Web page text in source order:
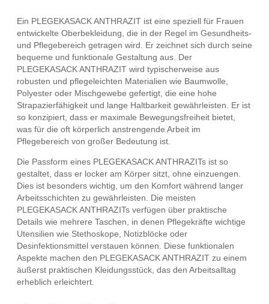
Ein PLEGEKASACK ANTHRAZIT ist eine speziell für Frauen
entwickelte Oberbekleidung, die in der Regel im Gesundheits-
und Pflegebereich getragen wird. Er zeichnet sich durch seine
bequeme und funktionale Gestaltung aus. Der
PLEGEKASACK ANTHRAZIT wird typischerweise aus
robusten und pflegeleichten Materialien wie Baumwolle,
Polyester oder Mischgewebe gefertigt, die eine hohe
Strapazierfähigkeit und lange Haltbarkeit gewährleisten. Er ist
so konzipiert, dass er maximale Bewegungsfreiheit bietet,
was für die oft körperlich anstrengende Arbeit im
Pflegebereich von großer Bedeutung ist.
Die Passform eines PLEGEKASACK ANTHRAZITs ist so
gestaltet, dass er locker am Körper sitzt, ohne einzuengen.
Dies ist besonders wichtig, um den Komfort während langer
Arbeitsschichten zu gewährleisten. Die meisten
PLEGEKASACK ANTHRAZITs verfügen über praktische
Details wie mehrere Taschen, in denen Pflegekräfte wichtige
Utensilien wie Stethoskope, Notizblöcke oder
Desinfektionsmittel verstauen können. Diese funktionalen
Aspekte machen den PLEGEKASACK ANTHRAZIT zu einem
äußerst praktischen Kleidungsstück, das den Arbeitsalltag
erheblich erleichtert.